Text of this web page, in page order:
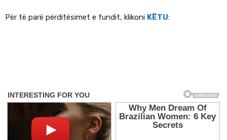
Për të parë përditësimet e fundit, klikoni KËTU: